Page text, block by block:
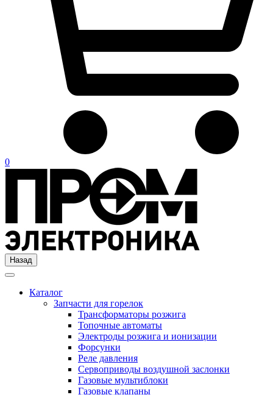
0
Назад
Каталог
Запчасти для горелок
Трансформаторы розжига
Топочные автоматы
Электроды розжига и ионизации
Форсунки
Реле давления
Сервоприводы воздушной заслонки
Газовые мультиблоки
Газовые клапаны